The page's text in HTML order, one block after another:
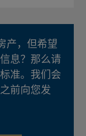
产，但希望
息？那么请
准。我们会
前向您发